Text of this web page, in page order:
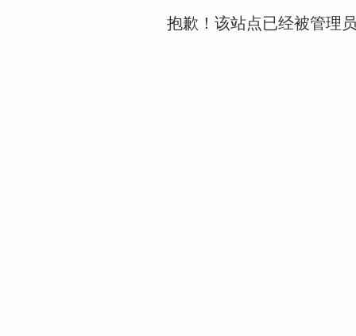
抱歉！该站点已经被管理